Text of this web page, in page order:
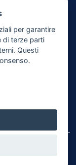
per garantire
di terze parti
Questi